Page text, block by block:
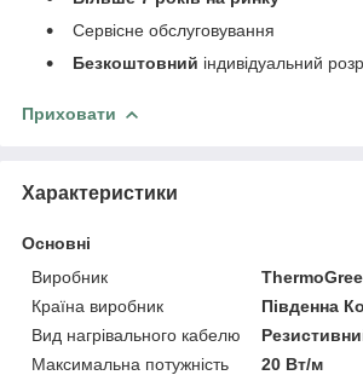
Сервісне обслуговування
Безкоштовний індивідуальний
Приховати
Характеристики
Основні
Виробник
Країна виробник
Південна
Вид нагрівального кабелю
Максимальна потужність
20 Вт/м